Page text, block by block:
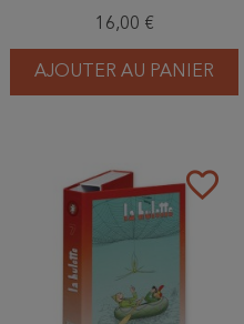
16,00 €
AJOUTER AU PANIER
favorite_border